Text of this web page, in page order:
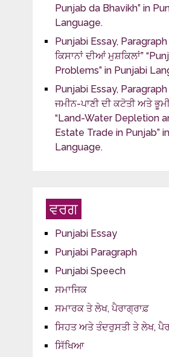
Punjab da Bhavikh” in
Language.
Punjabi Essay, Paragraph
ਕਿਸਾਨਾਂ ਦੀਆਂ ਮੁਸ਼ਕਿਲਾਂ”
Problems” in Punjabi
Punjabi Essay, Paragraph
ਜਮੀਨ-ਪਾਣੀ ਦੀ ਕਟੋਤੀ ਅਤੇ
“Land-Water Depletion
Estate Trade in Punjab”
Language.
ਵਰਗ
Punjabi Essay
Punjabi Paragraph
Punjabi Speech
ਸਮਾਜਿਕ
ਸਮਾਰਕ ਤੇ ਲੇਖ, ਪੈਰਾਗ੍ਰਾਫ਼
ਸਿਹਤ ਅਤੇ ਤੰਦਰੁਸਤੀ ਤੇ ਲੇਖ,
ਸਿੱਖਿਆ